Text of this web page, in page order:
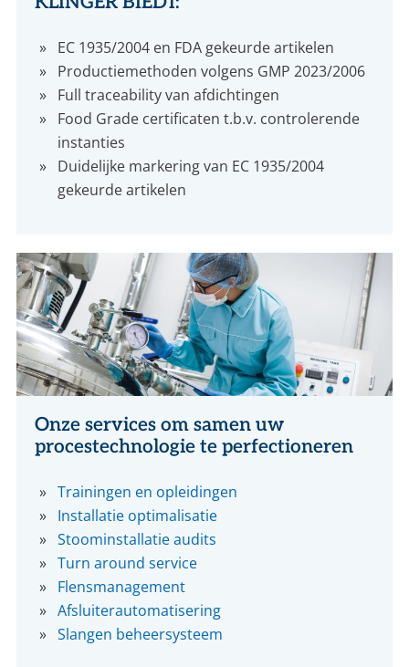
EC 1935/2004 en FDA gekeurde artikelen
Productiemethoden volgens GMP 2023/2006
Full traceability van afdichtingen
Food Grade certificaten t.b.v. controlerende
instanties
Duidelijke markering van EC 1935/2004
gekeurde artikelen
Onze services om samen uw
procestechnologie te perfectioneren
Trainingen en opleidingen
Installatie optimalisatie
Stoominstallatie audits
Turn around service
Flensmanagement
Afsluiterautomatisering
Slangen beheersysteem